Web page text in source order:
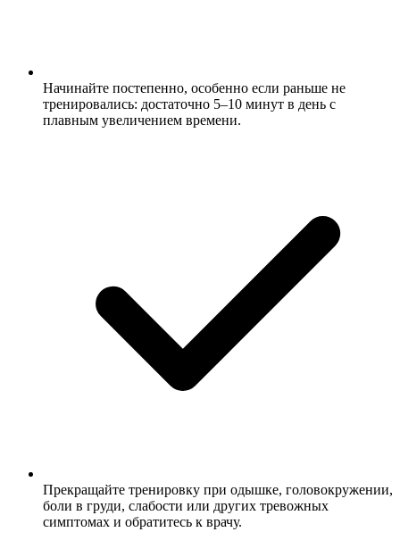
Начинайте постепенно, особенно если раньше не
тренировались: достаточно 5–10 минут в день с
плавным увеличением времени.
Прекращайте тренировку при одышке, головокружении,
боли в груди, слабости или других тревожных
симптомах и обратитесь к врачу.